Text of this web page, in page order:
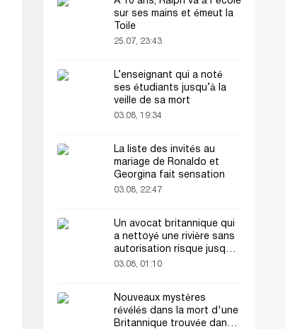
sur ses mains et émeut la
Toile
25.07, 23:43
L’enseignant qui a noté
ses étudiants jusqu’à la
veille de sa mort
03.08, 19:34
La liste des invités au
mariage de Ronaldo et
Georgina fait sensation
03.08, 22:47
Un avocat britannique qui
a nettoyé une rivière sans
autorisation risque jusqu'à
2 ans de prison
03.08, 01:10
Nouveaux mystères
révélés dans la mort d'une
Britannique trouvée dans